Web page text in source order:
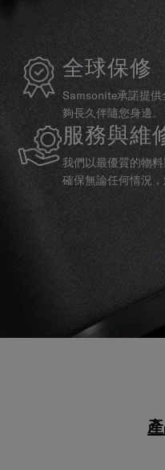
全球保修
Samsonite承諾提供
夠長久伴隨您身邊。
服務與維
我們以最優質的物
確保無論任何情況